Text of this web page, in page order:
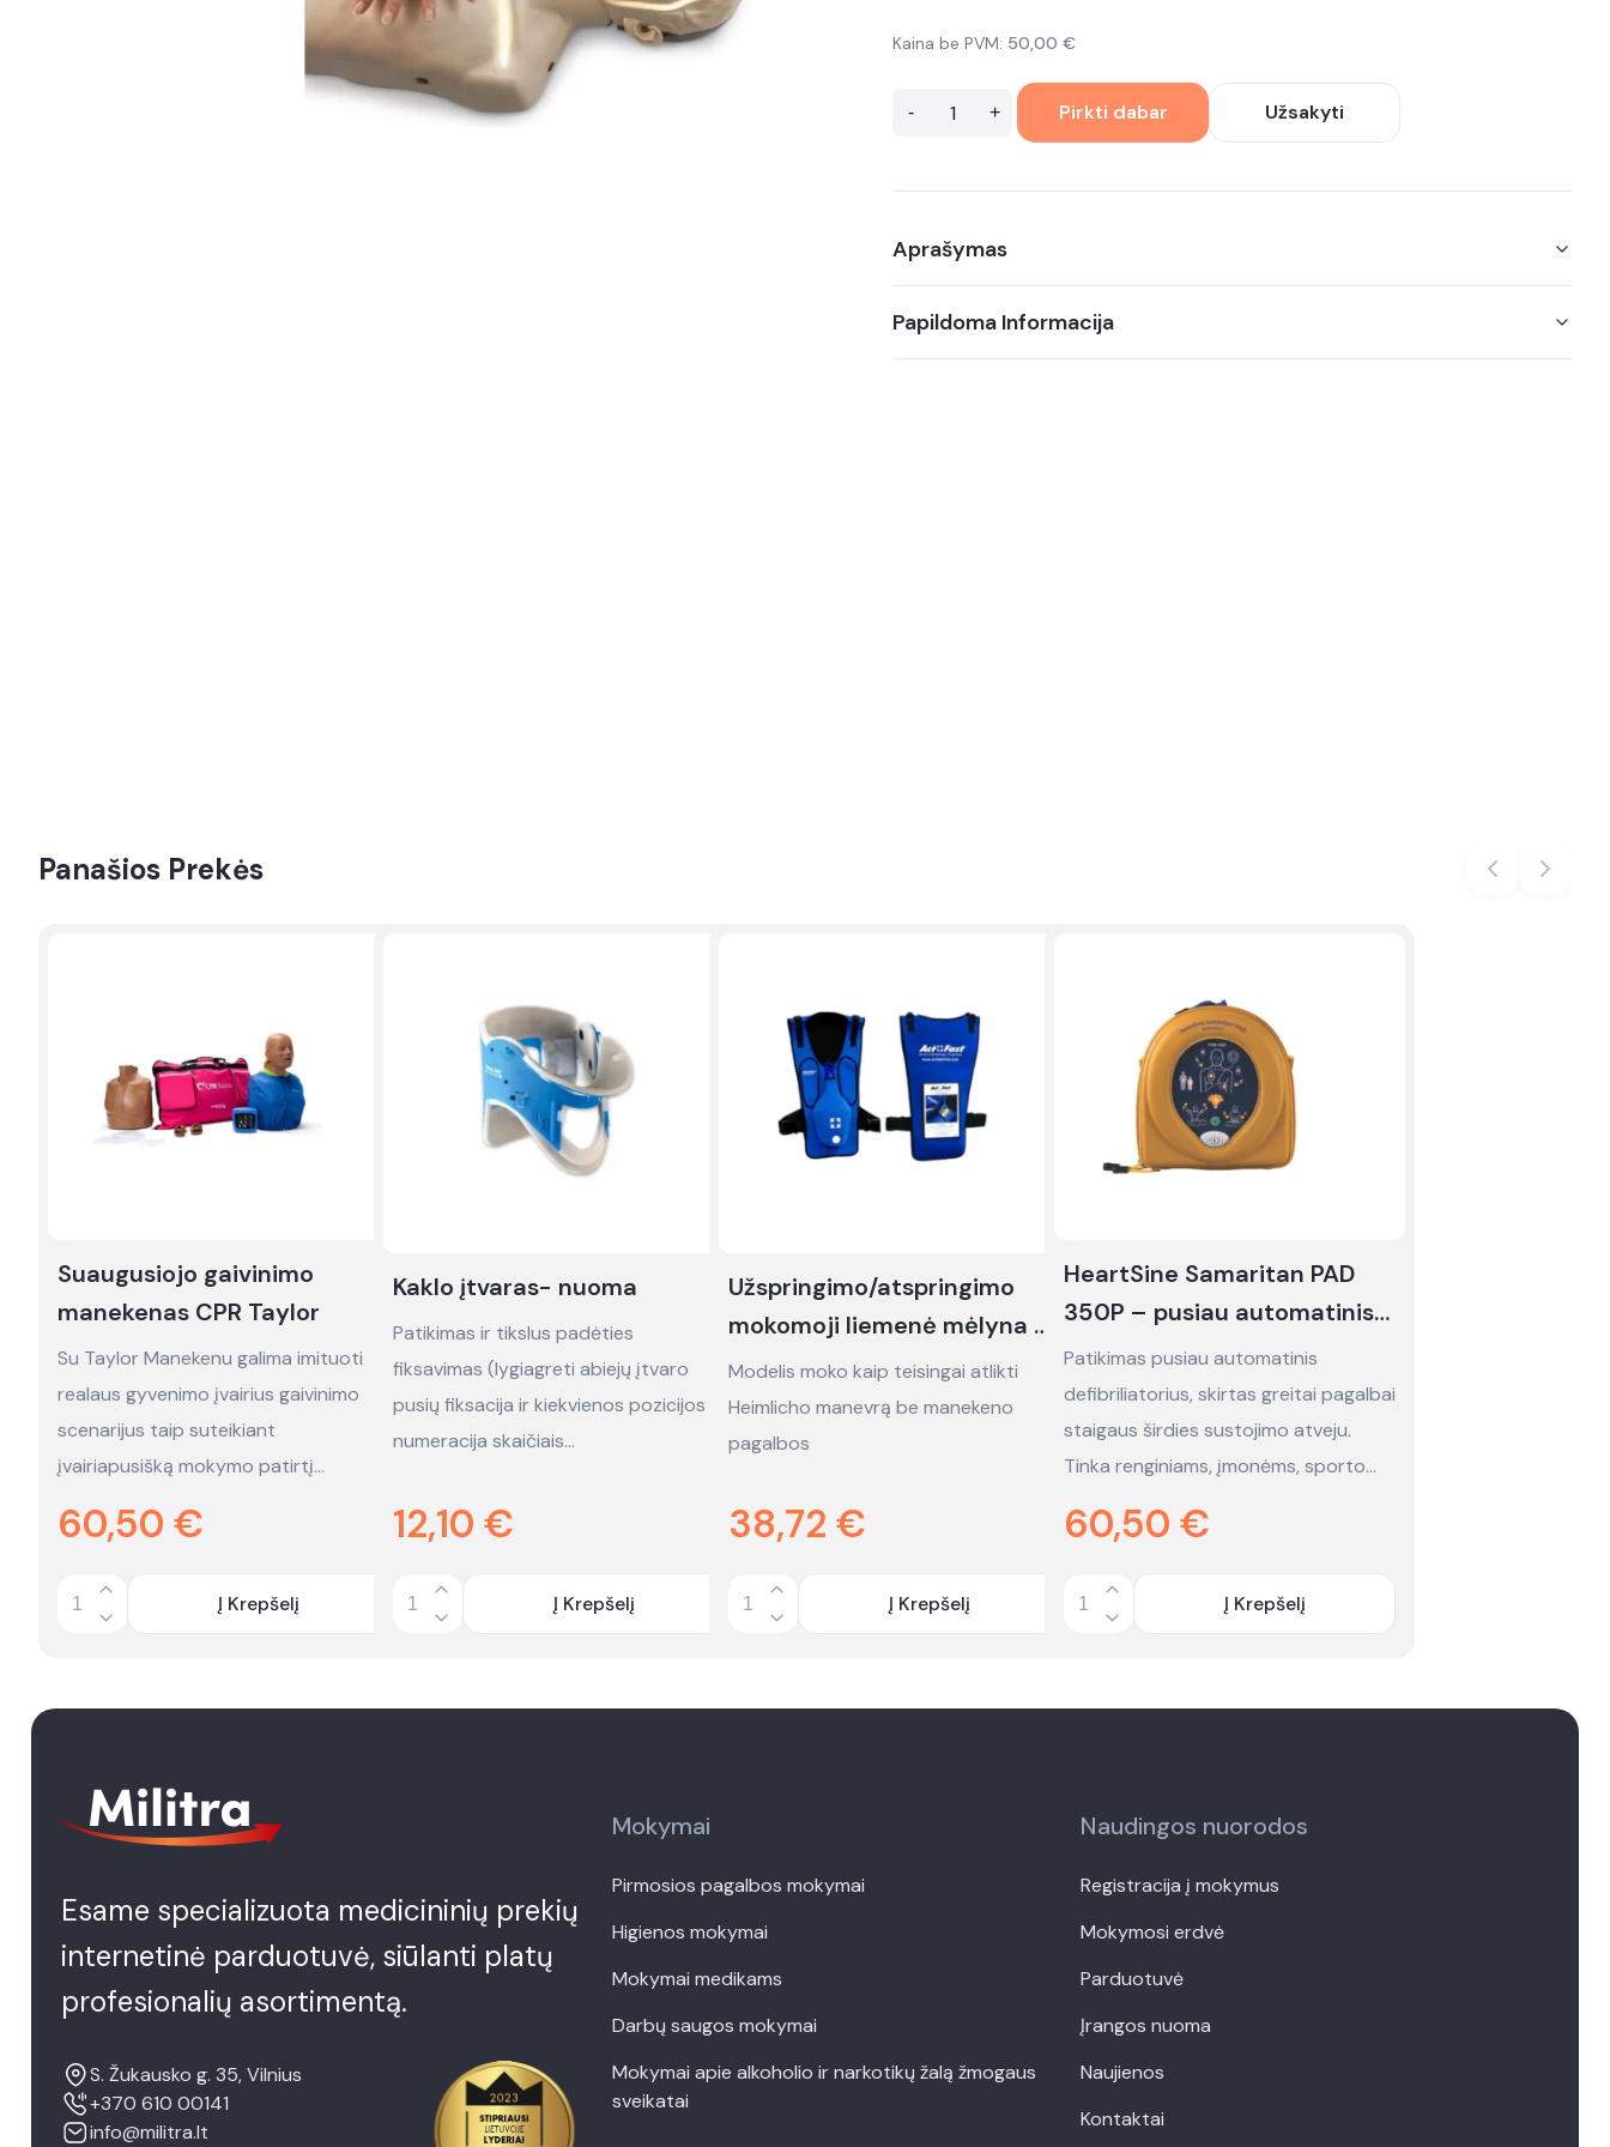
Kaina be PVM: 50,00 €
- + Pirkti dabar Užsakyti
Alternative:
Aprašymas
Papildoma Informacija
Panašios Prekės
Suaugusiojo gaivinimo
manekenas CPR Taylor
Su Taylor Manekenu galima imituoti
realaus gyvenimo įvairius gaivinimo
scenarijus taip suteikiant
įvairiapusišką mokymo patirtį…
60,50 €
Quantity Į Krepšelį
Kaklo įtvaras- nuoma
Patikimas ir tikslus padėties
fiksavimas (lygiagreti abiejų įtvaro
pusių fiksacija ir kiekvienos pozicijos
numeracija skaičiais…
12,10 €
Quantity Į Krepšelį
Užspringimo/atspringimo
mokomoji liemenė mėlyna -
nuoma
Modelis moko kaip teisingai atlikti
Heimlicho manevrą be manekeno
pagalbos
38,72 €
Quantity Į Krepšelį
HeartSine Samaritan PAD
350P – pusiau automatinis
defibriliatorius - nuoma
Patikimas pusiau automatinis
defibriliatorius, skirtas greitai pagalbai
staigaus širdies sustojimo atveju.
Tinka renginiams, įmonėms, sporto…
60,50 €
Quantity Į Krepšelį
Esame specializuota medicininių prekių
internetinė parduotuvė, siūlanti platų
profesionalių asortimentą.
S. Žukausko g. 35, Vilnius
+370 610 00141
info@militra.lt
Mokymai
Pirmosios pagalbos mokymai
Higienos mokymai
Mokymai medikams
Darbų saugos mokymai
Mokymai apie alkoholio ir narkotikų žalą žmogaus
sveikatai
Naudingos nuorodos
Registracija į mokymus
Mokymosi erdvė
Parduotuvė
Įrangos nuoma
Naujienos
Kontaktai